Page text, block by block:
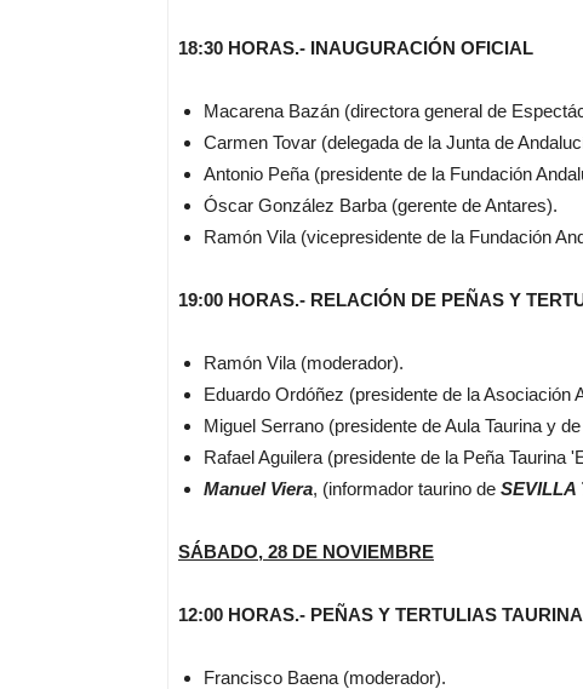
18:30 HORAS.- INAUGURACIÓN OFICIAL
Macarena Bazán (directora general de
Carmen Tovar (delegada de la Junta de
Antonio Peña (presidente de la Fundación
Óscar González Barba (gerente de Antares).
Ramón Vila (vicepresidente de la Fundación
19:00 HORAS.- RELACIÓN DE PEÑAS Y
Ramón Vila (moderador).
Eduardo Ordóñez (presidente de la Asociación
Miguel Serrano (presidente de Aula Taurina y
Rafael Aguilera (presidente de la Peña Taurina
Manuel Viera, (informador taurino de SEVILLA
SÁBADO, 28 DE NOVIEMBRE
12:00 HORAS.- PEÑAS Y TERTULIAS
Francisco Baena (moderador).